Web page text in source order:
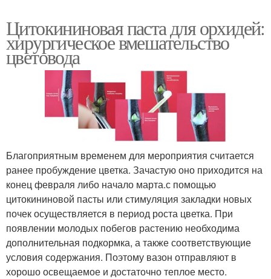
Цитокининовая паста для орхидей:
хирургическое вмешательство
цветовода
Благоприятным временем для мероприятия считается
ранее пробуждение цветка. Зачастую оно приходится на
конец февраля либо начало марта.с помощью
цитокининовой пасты или стимуляция закладки новых
почек осуществляется в период роста цветка. При
появлении молодых побегов растению необходима
дополнительная подкормка, а также соответствующие
условия содержания. Поэтому вазон отправляют в
хорошо освещаемое и достаточно теплое место.